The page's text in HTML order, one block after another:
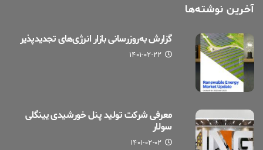
آخرین نوشته‌ها
گزارش به‌روزرسانی بازار انرژی‌های تجدیدپذیر
۱۴۰۱-۰۲-۲۲
معرفی شرکت تولید پنل خورشیدی یینگلی
سولار
۱۴۰۱-۰۲-۰۲